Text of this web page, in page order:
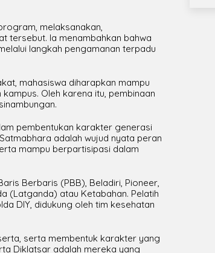
melaksanakan,
tersebut. Ia menambahkan bahwa
langkah pengamanan terpadu
mahasiswa diharapkan mampu
Oleh karena itu, pembinaan
pembentukan karakter generasi
adalah wujud nyata peran
mampu berpartisipasi dalam
Berbaris (PBB), Beladiri, Pioneer,
(Latganda) atau Ketabahan. Pelatih
DIY, didukung oleh tim kesehatan
serta membentuk karakter yang
Diklatsar adalah mereka yang